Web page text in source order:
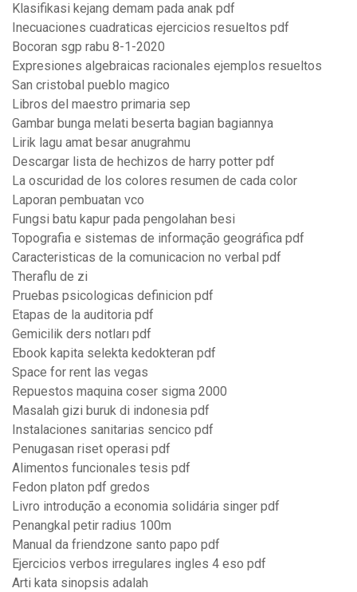
Klasifikasi kejang demam pada anak pdf
Inecuaciones cuadraticas ejercicios resueltos pdf
Bocoran sgp rabu 8-1-2020
Expresiones algebraicas racionales ejemplos resueltos
San cristobal pueblo magico
Libros del maestro primaria sep
Gambar bunga melati beserta bagian bagiannya
Lirik lagu amat besar anugrahmu
Descargar lista de hechizos de harry potter pdf
La oscuridad de los colores resumen de cada color
Laporan pembuatan vco
Fungsi batu kapur pada pengolahan besi
Topografia e sistemas de informação geográfica pdf
Caracteristicas de la comunicacion no verbal pdf
Theraflu de zi
Pruebas psicologicas definicion pdf
Etapas de la auditoria pdf
Gemicilik ders notları pdf
Ebook kapita selekta kedokteran pdf
Space for rent las vegas
Repuestos maquina coser sigma 2000
Masalah gizi buruk di indonesia pdf
Instalaciones sanitarias sencico pdf
Penugasan riset operasi pdf
Alimentos funcionales tesis pdf
Fedon platon pdf gredos
Livro introdução a economia solidária singer pdf
Penangkal petir radius 100m
Manual da friendzone santo papo pdf
Ejercicios verbos irregulares ingles 4 eso pdf
Arti kata sinopsis adalah